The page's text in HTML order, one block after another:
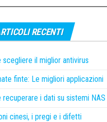
RECENTI
scegliere il miglior antivirus
finte: Le migliori applicazioni
recuperare i dati su sistemi NAS
cinesi, i pregi e i difetti